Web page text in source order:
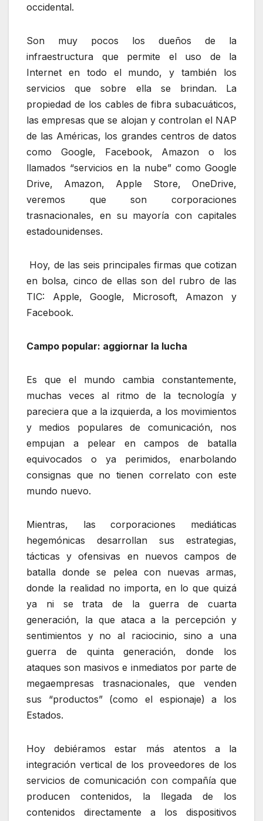
occidental.
Son muy pocos los dueños de la
infraestructura que permite el uso de la
Internet en todo el mundo, y también los
servicios que sobre ella se brindan. La
propiedad de los cables de fibra subacuáticos,
las empresas que se alojan y controlan el NAP
de las Américas, los grandes centros de datos
como Google, Facebook, Amazon o los
llamados “servicios en la nube” como Google
Drive, Amazon, Apple Store, OneDrive,
veremos que son corporaciones
trasnacionales, en su mayoría con capitales
estadounidenses.
Hoy, de las seis principales firmas que cotizan
en bolsa, cinco de ellas son del rubro de las
TIC: Apple, Google, Microsoft, Amazon y
Facebook.
Campo popular: aggiornar la lucha
Es que el mundo cambia constantemente,
muchas veces al ritmo de la tecnología y
pareciera que a la izquierda, a los movimientos
y medios populares de comunicación, nos
empujan a pelear en campos de batalla
equivocados o ya perimidos, enarbolando
consignas que no tienen correlato con este
mundo nuevo.
Mientras, las corporaciones mediáticas
hegemónicas desarrollan sus estrategias,
tácticas y ofensivas en nuevos campos de
batalla donde se pelea con nuevas armas,
donde la realidad no importa, en lo que quizá
ya ni se trata de la guerra de cuarta
generación, la que ataca a la percepción y
sentimientos y no al raciocinio, sino a una
guerra de quinta generación, donde los
ataques son masivos e inmediatos por parte de
megaempresas trasnacionales, que venden
sus “productos” (como el espionaje) a los
Estados.
Hoy debiéramos estar más atentos a la
integración vertical de los proveedores de los
servicios de comunicación con compañía que
producen contenidos, la llegada de los
contenidos directamente a los dispositivos